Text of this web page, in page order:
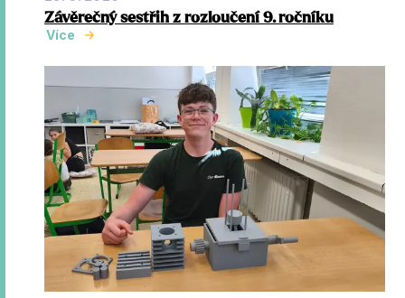
Závěrečný sestřih z rozloučení 9. ročníku
Více